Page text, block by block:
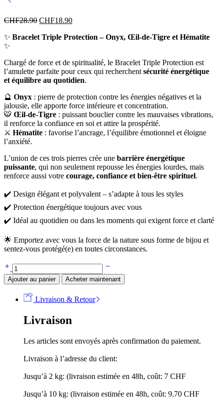
CHF28.90 CHF18.90
✨ Bracelet Triple Protection – Onyx, Œil-de-Tigre et Hématite
✨
Chargé de force et de spiritualité, le Bracelet Triple Protection est
l’amulette parfaite pour ceux qui recherchent sécurité énergétique
et équilibre au quotidien.
🔮 Onyx : pierre de protection contre les énergies négatives et la
jalousie, elle apporte force intérieure et concentration.
🐯 Œil-de-Tigre : puissant bouclier contre les mauvaises vibrations,
il renforce la confiance en soi et attire la prospérité.
⚔️ Hématite : favorise l’ancrage, l’équilibre émotionnel et éloigne
l’anxiété.
L’union de ces trois pierres crée une barrière énergétique
puissante, qui non seulement repousse les énergies lourdes, mais
renforce aussi votre courage, confiance et bien-être spirituel.
✔️ Design élégant et polyvalent – s’adapte à tous les styles
✔️ Protection énergétique toujours avec vous
✔️ Idéal au quotidien ou dans les moments qui exigent force et clarté
🌟 Emportez avec vous la force de la nature sous forme de bijou et
sentez-vous protégé(e) en toutes circonstances.
Ajouter au panier Acheter maintenant
Livraison & Retour
Livraison
Les articles sont envoyés après confirmation du paiement.
Livraison à l’adresse du client:
Jusqu’à 2 kg: (livraison estimée en 48h, coût: 7 CHF
Jusqu’à 10 kg: (livraison estimée en 48h, coût: 9.70 CHF